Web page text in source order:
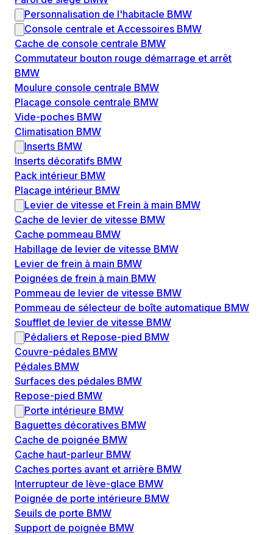
Personnalisation de l'habitacle BMW
Console centrale et Accessoires BMW
Cache de console centrale BMW
Commutateur bouton rouge démarrage et arrêt
BMW
Moulure console centrale BMW
Placage console centrale BMW
Vide-poches BMW
Climatisation BMW
Inserts BMW
Inserts décoratifs BMW
Pack intérieur BMW
Placage intérieur BMW
Levier de vitesse et Frein à main BMW
Cache de levier de vitesse BMW
Cache pommeau BMW
Habillage de levier de vitesse BMW
Levier de frein à main BMW
Poignées de frein à main BMW
Pommeau de levier de vitesse BMW
Pommeau de sélecteur de boîte automatique BMW
Soufflet de levier de vitesse BMW
Pédaliers et Repose-pied BMW
Couvre-pédales BMW
Pédales BMW
Surfaces des pédales BMW
Repose-pied BMW
Porte intérieure BMW
Baguettes décoratives BMW
Cache de poignée BMW
Cache haut-parleur BMW
Caches portes avant et arrière BMW
Interrupteur de lève-glace BMW
Poignée de porte intérieure BMW
Seuils de porte BMW
Support de poignée BMW